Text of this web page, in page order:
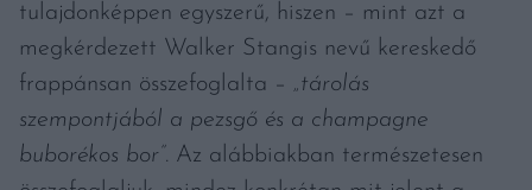
tulajdonképpen egyszerű, hiszen – mint azt a
megkérdezett Walker Stangis nevű kereskedő
frappánsan összefoglalta – „tárolás
szempontjából a pezsgő és a champagne
buborékos bor” . Az alábbiakban természetesen